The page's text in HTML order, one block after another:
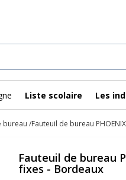
Liste scolaire Les
bureau Fauteuil de bureau
Fauteuil de bureau
fixes - Bordeaux